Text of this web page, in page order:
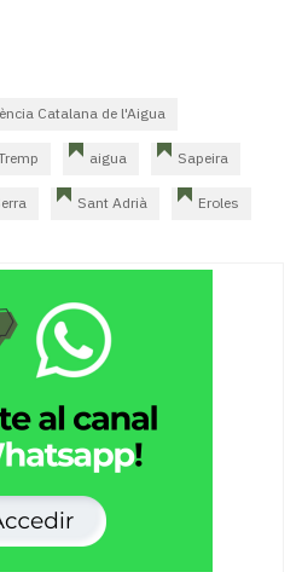
Catalana de l'Aigua
aigua Sapeira
Sant Adrià Eroles